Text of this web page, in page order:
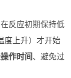
反应初期保持低
度上升）才开始
作时间 、避免过